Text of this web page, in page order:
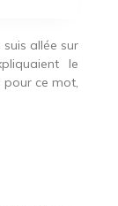
suis allée sur
le
pour ce mot,